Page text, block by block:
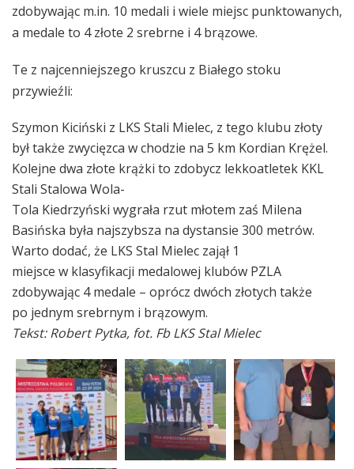
zdobywając m.in. 10 medali i wiele miejsc punktowanych,
a medale to 4 złote 2 srebrne i 4 brązowe.
Te z najcenniejszego kruszcu z Białego stoku
przywieźli:
Szymon Kiciński z LKS Stali Mielec, z tego klubu złoty
był także zwycięzca w chodzie na 5 km Kordian Krężel.
Kolejne dwa złote krążki to zdobycz lekkoatletek KKL
Stali Stalowa Wola-
Tola Kiedrzyński wygrała rzut młotem zaś Milena
Basińska była najszybsza na dystansie 300 metrów.
Warto dodać, że LKS Stal Mielec zajął 1
miejsce w klasyfikacji medalowej klubów PZLA
zdobywając 4 medale – oprócz dwóch złotych także
po jednym srebrnym i brązowym.
Tekst: Robert Pytka, fot. Fb LKS Stal Mielec